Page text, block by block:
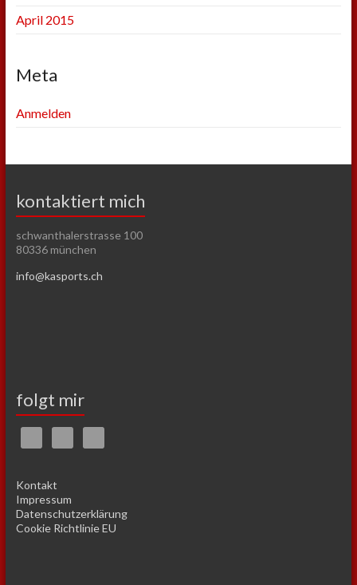
April 2015
Meta
Anmelden
kontaktiert mich
schwanthalerstrasse 100
80336 münchen
info@kasports.ch
folgt mir
Kontakt
Impressum
Datenschutzerklärung
Cookie Richtlinie EU